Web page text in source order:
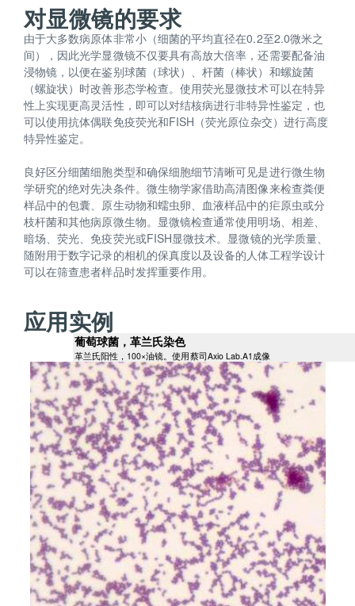
对显微镜的要求
由于大多数病原体非常小（细菌的平均直径在0.2至2.0微米之
间），因此光学显微镜不仅要具有高放大倍率，还需要配备油
浸物镜，以便在鉴别球菌（球状）、杆菌（棒状）和螺旋菌
（螺旋状）时改善形态学检查。使用荧光显微技术可以在特异
性上实现更高灵活性，即可以对结核病进行非特异性鉴定，也
可以使用抗体偶联免疫荧光和FISH（荧光原位杂交）进行高度
特异性鉴定。
良好区分细菌细胞类型和确保细胞细节清晰可见是进行微生物
学研究的绝对先决条件。微生物学家借助高清图像来检查粪便
样品中的包囊、原生动物和蠕虫卵、血液样品中的疟原虫或分
枝杆菌和其他病原微生物。显微镜检查通常使用明场、相差、
暗场、荧光、免疫荧光或FISH显微技术。显微镜的光学质量、
随附用于数字记录的相机的保真度以及设备的人体工程学设计
可以在筛查患者样品时发挥重要作用。
应用实例
葡萄球菌，革兰氏染色
革兰氏阳性，100×油镜。使用蔡司Axio Lab.A1成像